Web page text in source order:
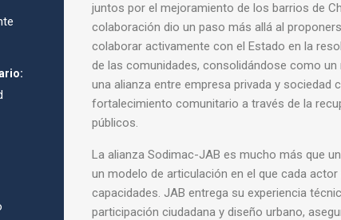
juntos por el mejoramiento de los barrios de
colaboración dio un paso más allá al
colaborar activamente con el Estado en la
de las comunidades, consolidándose como
una alianza entre empresa privada y sociedad
fortalecimiento comunitario a través de la
públicos.
La alianza Sodimac-JAB es mucho más que
un modelo de articulación en el que cada
capacidades. JAB entrega su experiencia
participación ciudadana y diseño urbano,